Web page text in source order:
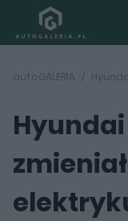
autoGALERIA